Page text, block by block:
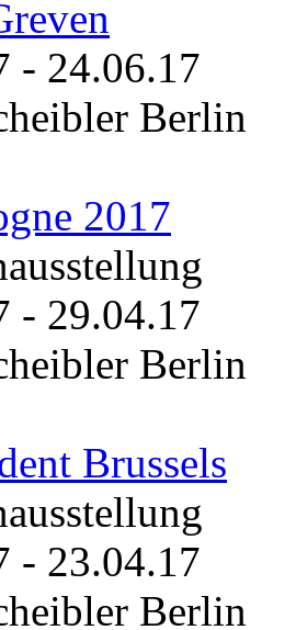
- 24.06.17
Berlin
2017
- 29.04.17
Berlin
Brussels
- 23.04.17
Berlin